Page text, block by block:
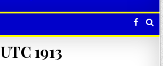
UTC 1913